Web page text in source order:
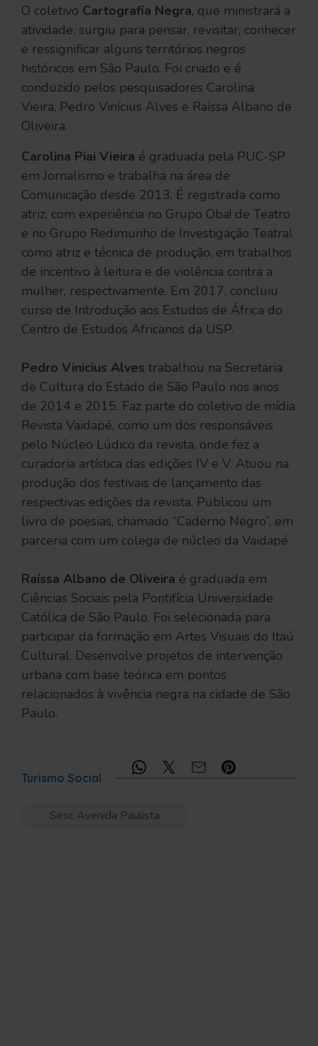
O coletivo Cartografia Negra, que ministrará a
atividade, surgiu para pensar, revisitar, conhecer
e ressignificar alguns territórios negros
históricos em São Paulo. Foi criado e é
conduzido pelos pesquisadores Carolina
Vieira, Pedro Vinícius Alves e Raíssa Albano de
Oliveira.
Carolina Piai Vieira é graduada pela PUC-SP
em Jornalismo e trabalha na área de
Comunicação desde 2013. É registrada como
atriz, com experiência no Grupo Oba! de Teatro
e no Grupo Redimunho de Investigação Teatral
como atriz e técnica de produção, em trabalhos
de incentivo à leitura e de violência contra a
mulher, respectivamente. Em 2017, concluiu
curso de Introdução aos Estudos de África do
Centro de Estudos Africanos da USP.
Pedro Vinicius Alves trabalhou na Secretaria
de Cultura do Estado de São Paulo nos anos
de 2014 e 2015. Faz parte do coletivo de mídia
Revista Vaidapé, como um dos responsáveis
pelo Núcleo Lúdico da revista, onde fez a
curadoria artística das edições IV e V. Atuou na
produção dos festivais de lançamento das
respectivas edições da revista. Publicou um
livro de poesias, chamado “Caderno Negro”, em
parceria com um colega de núcleo da Vaidapé.
Raíssa Albano de Oliveira é graduada em
Ciências Sociais pela Pontifícia Universidade
Católica de São Paulo. Foi selecionada para
participar da formação em Artes Visuais do Itaú
Cultural. Desenvolve projetos de intervenção
urbana com base teórica em pontos
relacionados à vivência negra na cidade de São
Paulo.
Turismo Social
Sesc Avenida Paulista